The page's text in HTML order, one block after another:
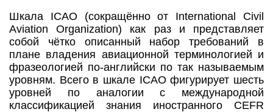
Шкала ICAO (сокращённо от International Civil
Aviation Organization) как раз и представляет
собой чётко описанный набор требований в
плане владения авиационной терминологией и
фразеологией по-английски по так называемым
уровням. Всего в шкале ICAO фигурирует шесть
уровней по аналогии с международной
классификацией знания иностранного CEFR